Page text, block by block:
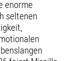
enorme
seltenen